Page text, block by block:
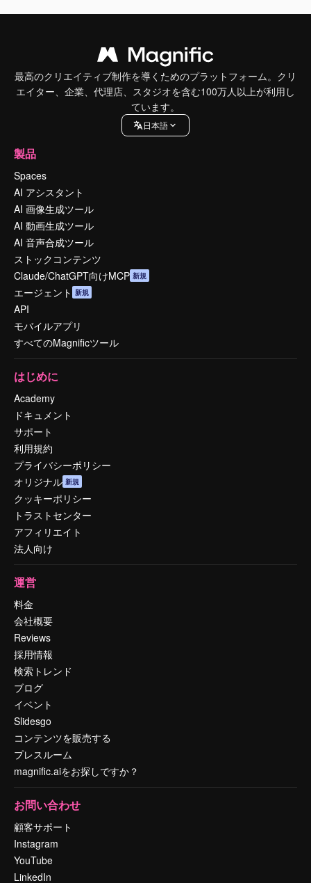
最高のクリエイティブ制作を導くためのプラットフォーム。クリ
エイター、企業、代理店、スタジオを含む100万人以上が利用し
ています。
日本語
製品
Spaces
AI アシスタント
AI 画像生成ツール
AI 動画生成ツール
AI 音声合成ツール
ストックコンテンツ
Claude/ChatGPT向けMCP 新規
エージェント 新規
API
モバイルアプリ
すべてのMagnificツール
はじめに
Academy
ドキュメント
サポート
利用規約
プライバシーポリシー
オリジナル 新規
クッキーポリシー
トラストセンター
アフィリエイト
法人向け
運営
料金
会社概要
Reviews
採用情報
検索トレンド
ブログ
イベント
Slidesgo
コンテンツを販売する
プレスルーム
magnific.aiをお探しですか？
お問い合わせ
顧客サポート
Instagram
YouTube
LinkedIn